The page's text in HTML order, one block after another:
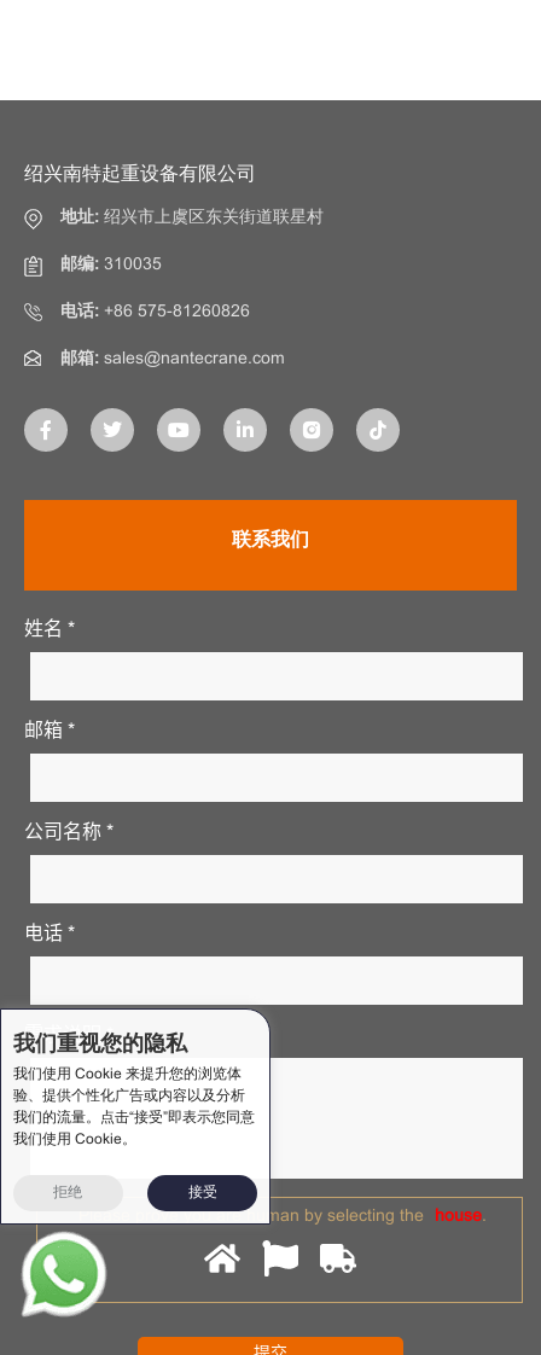
我们重视您的隐私
我们使用 Cookie 来提升您的浏览体
验、提供个性化广告或内容以及分析
我们的流量。点击“接受”即表示您同意
我们使用 Cookie。
拒绝 接受
绍兴南特起重设备有限公司
地址: 绍兴市上虞区东关街道联星村
邮编: 310035
电话: +86 575-81260826
邮箱: sales@nantecrane.com
联系我们
姓名 *
邮箱 *
公司名称 *
电话 *
需求说明 *
Please prove you are human by selecting the house.